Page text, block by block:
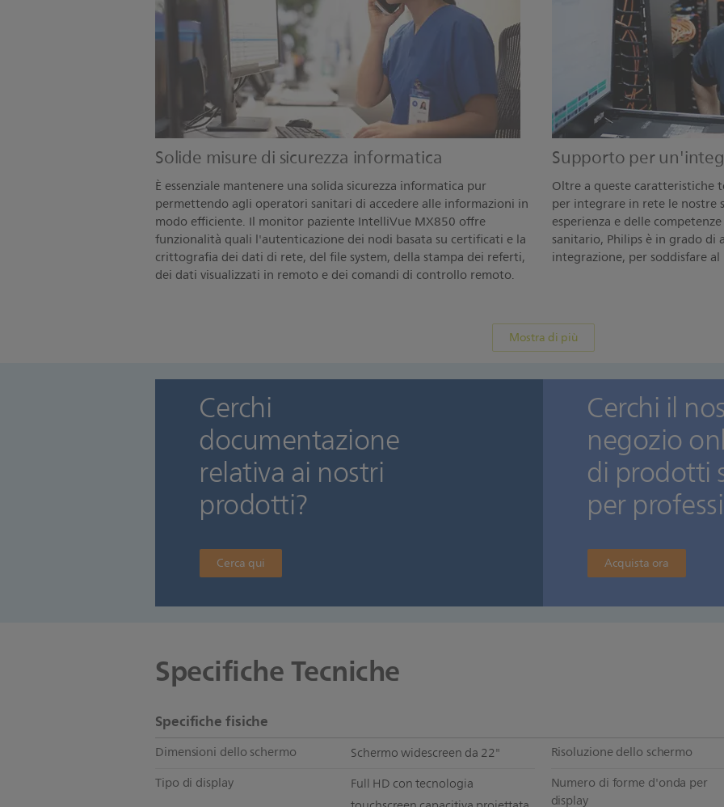
Solide misure di sicurezza informatica
È essenziale mantenere una solida sicurezza informatica pur
permettendo agli operatori sanitari di accedere alle informazioni in
modo efficiente. Il monitor paziente IntelliVue MX850 offre
funzionalità quali l'autenticazione dei nodi basata su certificati e la
crittografia dei dati di rete, del file system, della stampa dei referti,
dei dati visualizzati in remoto e dei comandi di controllo remoto.
Supporto per
Oltre a queste caratteristiche
per integrare in rete le
esperienza e delle
sanitario, Philips è in grado
integrazione, per soddisfare
Mostra di più
Cerchi
documentazione
relativa ai nostri
prodotti?
Cerca qui
Cerchi il
negozio
di prodotti
per
Acquista ora
Specifiche Tecniche
Specifiche fisiche
Dimensioni dello schermo Schermo widescreen da 22" Risoluzione dello schermo
Tipo di display
Full HD con tecnologia
Numero di forme d'onda per
display